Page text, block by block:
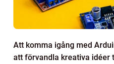
Att komma igång med
att förvandla kreativa idéer